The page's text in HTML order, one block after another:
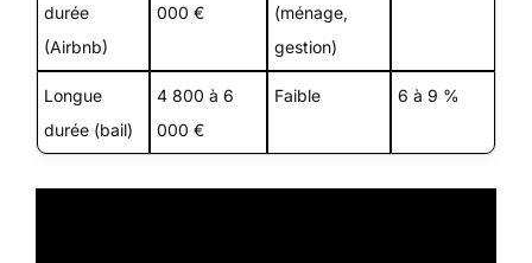
durée
(Airbnb)
000 €
(ménage,
gestion)
Longue
durée (bail)
4 800 à 6
000 €
Faible 6 à 9 %